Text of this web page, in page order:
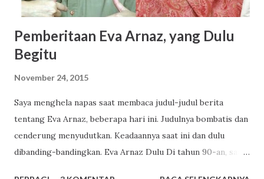
guru di sekolahku terbatas. Benar saja, di kelas...
Pemberitaan Eva Arnaz, yang Dulu
Begitu
November 24, 2015
Saya menghela napas saat membaca judul-judul berita
tentang Eva Arnaz, beberapa hari ini. Judulnya bombatis dan
cenderung menyudutkan. Keadaannya saat ini dan dulu
dibanding-bandingkan. Eva Arnaz Dulu Di tahun 90-an, saat